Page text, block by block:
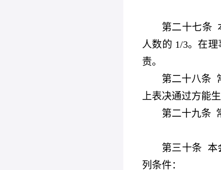
第二十七条
人数的 1/3。在
责。
第二十八条
上表决通过方能
第二十九条
第三十条
本
列条件：